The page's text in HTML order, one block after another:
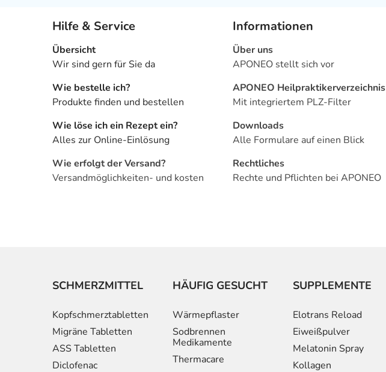
Hilfe & Service
Übersicht
Wir sind gern für Sie da
Wie bestelle ich?
Produkte finden und bestellen
Wie löse ich ein Rezept ein?
Alles zur Online-Einlösung
Wie erfolgt der Versand?
Versandmöglichkeiten- und kosten
Informationen
Über uns
APONEO stellt sich vor
APONEO Heilpraktikerverzeichnis
Mit integriertem PLZ-Filter
Downloads
Alle Formulare auf einen Blick
Rechtliches
Rechte und Pflichten bei APONEO
SCHMERZMITTEL
Kopfschmerztabletten
Migräne Tabletten
ASS Tabletten
Diclofenac
HÄUFIG GESUCHT
Wärmepflaster
Sodbrennen
Medikamente
Thermacare
SUPPLEMENTE
Elotrans Reload
Eiweißpulver
Melatonin Spray
Kollagen